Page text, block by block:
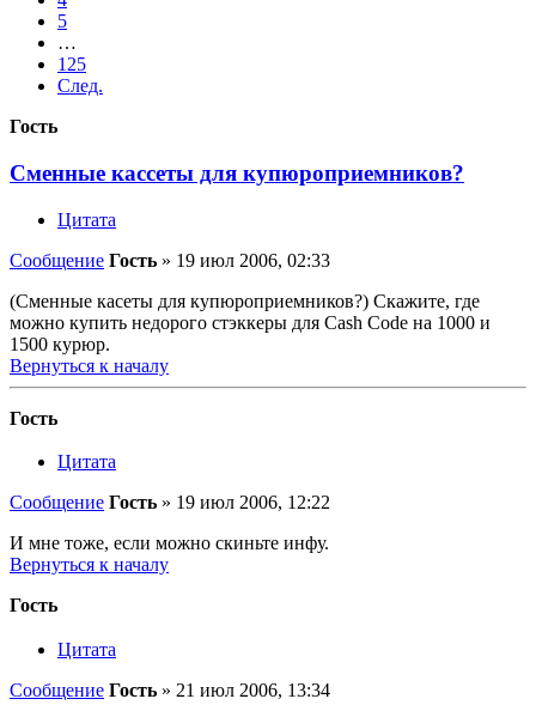
5
…
125
След.
Гость
Сменные кассеты для купюроприемников?
Цитата
Сообщение Гость » 19 июл 2006, 02:33
(Сменные касеты для купюроприемников?) Скажите, где
можно купить недорого стэккеры для Cash Code на 1000 и
1500 курюр.
Вернуться к началу
Гость
Цитата
Сообщение Гость » 19 июл 2006, 12:22
И мне тоже, если можно скиньте инфу.
Вернуться к началу
Гость
Цитата
Сообщение Гость » 21 июл 2006, 13:34